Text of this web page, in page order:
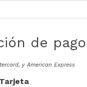
de pago
y American Express